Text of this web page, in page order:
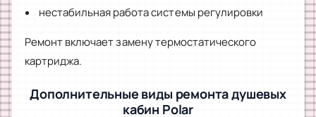
нестабильная работа системы регулировки
Ремонт включает замену термостатического
картриджа.
Дополнительные виды ремонта душевых
кабин Polar